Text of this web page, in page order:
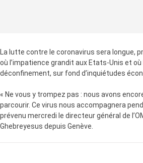
La lutte contre le coronavirus sera longue,
où l’impatience grandit aux Etats-Unis et où
déconfinement, sur fond d’inquiétudes
« Ne vous y trompez pas : nous avons
parcourir. Ce virus nous accompagnera
prévenu mercredi le directeur général de
Ghebreyesus depuis Genève.